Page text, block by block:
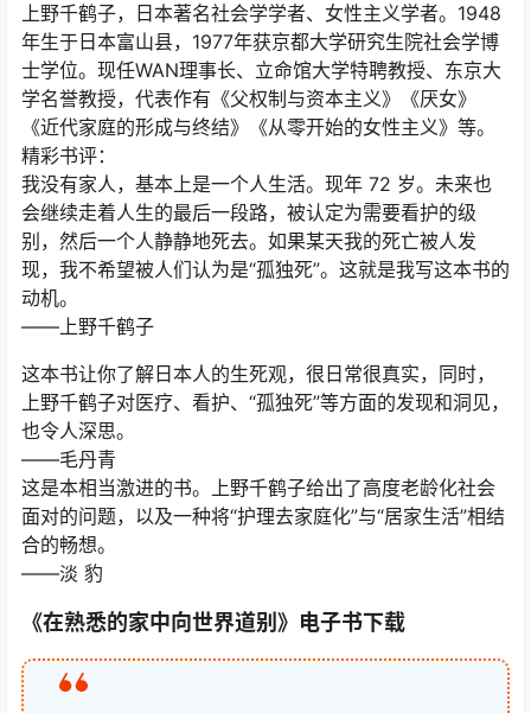
上野千鹤子，日本著名社会学学者、女性主义学者。1948
年生于日本富山县，1977年获京都大学研究生院社会学博
士学位。现任WAN理事长、立命馆大学特聘教授、东京大
学名誉教授，代表作有《父权制与资本主义》《厌女》
《近代家庭的形成与终结》《从零开始的女性主义》等。
精彩书评：
我没有家人，基本上是一个人生活。现年 72 岁。未来也
会继续走着人生的最后一段路，被认定为需要看护的级
别，然后一个人静静地死去。如果某天我的死亡被人发
现，我不希望被人们认为是“孤独死”。这就是我写这本书的
动机。
——上野千鹤子
这本书让你了解日本人的生死观，很日常很真实，同时，
上野千鹤子对医疗、看护、“孤独死”等方面的发现和洞见，
也令人深思。
——毛丹青
这是本相当激进的书。上野千鹤子给出了高度老龄化社会
面对的问题，以及一种将“护理去家庭化”与“居家生活”相结
合的畅想。
——淡 豹
《在熟悉的家中向世界道别》电子书下载